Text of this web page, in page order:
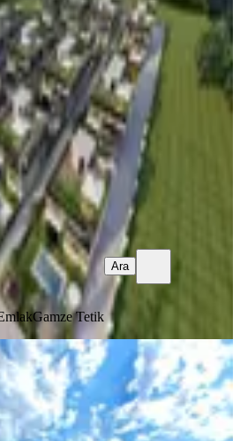
Mahallesi
m²·23.06.2026
₺
Gamze Tetik
Ara
Gayrimenkul'den Dallıca'da
Konumda Muhteşem Villa
Mahallesi